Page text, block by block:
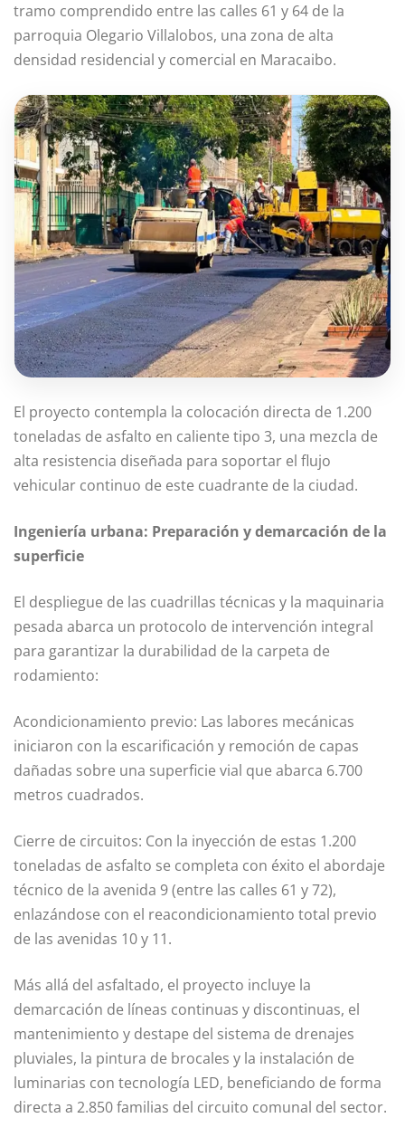
tramo comprendido entre las calles 61 y 64 de la
parroquia Olegario Villalobos, una zona de alta
densidad residencial y comercial en Maracaibo.
El proyecto contempla la colocación directa de 1.200
toneladas de asfalto en caliente tipo 3, una mezcla de
alta resistencia diseñada para soportar el flujo
vehicular continuo de este cuadrante de la ciudad.
Ingeniería urbana: Preparación y demarcación de la
superficie
El despliegue de las cuadrillas técnicas y la maquinaria
pesada abarca un protocolo de intervención integral
para garantizar la durabilidad de la carpeta de
rodamiento:
Acondicionamiento previo: Las labores mecánicas
iniciaron con la escarificación y remoción de capas
dañadas sobre una superficie vial que abarca 6.700
metros cuadrados.
Cierre de circuitos: Con la inyección de estas 1.200
toneladas de asfalto se completa con éxito el abordaje
técnico de la avenida 9 (entre las calles 61 y 72),
enlazándose con el reacondicionamiento total previo
de las avenidas 10 y 11.
Más allá del asfaltado, el proyecto incluye la
demarcación de líneas continuas y discontinuas, el
mantenimiento y destape del sistema de drenajes
pluviales, la pintura de brocales y la instalación de
luminarias con tecnología LED, beneficiando de forma
directa a 2.850 familias del circuito comunal del sector.